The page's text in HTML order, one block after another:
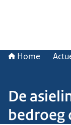
Home
De
bedroeg